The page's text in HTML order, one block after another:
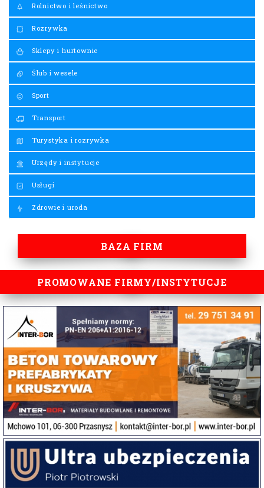
Rolnictwo i leśnictwo
Rozrywka
Sklepy i hurtownie
Ślub i wesele
Sport
Transport
Turystyka i rozrywka
Urzędy i instytucje
Usługi
Zdrowie i uroda
BAZA FIRM
PROMOWANE FIRMY/INSTYTUCJE